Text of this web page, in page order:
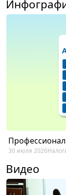
30 июля 2026
Видео